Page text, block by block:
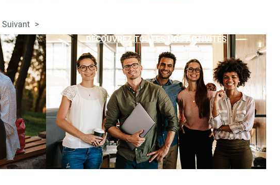
Suivant
DÉCOUVREZ TOUTES NOS ACTIVITÉS